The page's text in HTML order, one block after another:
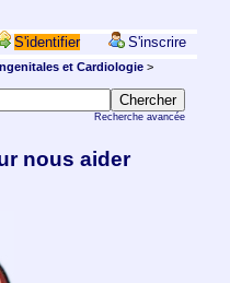
S'identifier S'inscrire
et Cardiologie>
Recherche avancée
nous aider